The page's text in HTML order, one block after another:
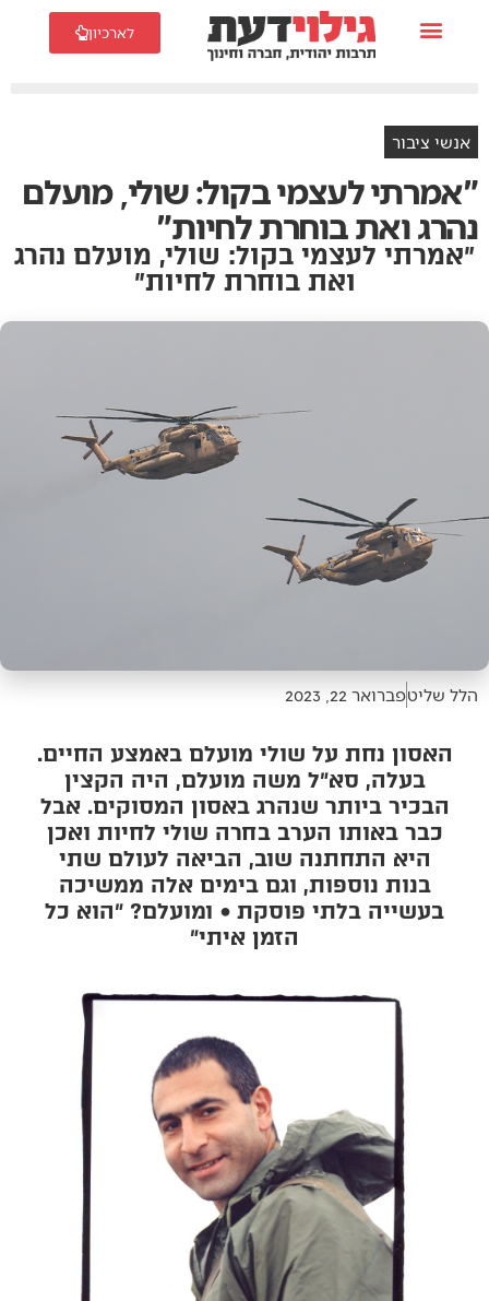
לארכיון
אנשי ציבור
"אמרתי לעצמי בקול: שולי, מועלם
נהרג ואת בוחרת לחיות"
״אמרתי לעצמי בקול: שולי, מועלם נהרג
ואת בוחרת לחיות״
הלל שליטפברואר 22, 2023
האסון נחת על שולי מועלם באמצע החיים.
בעלה, סא״ל משה מועלם, היה הקצין
הבכיר ביותר שנהרג באסון המסוקים. אבל
כבר באותו הערב בחרה שולי לחיות ואכן
היא התחתנה שוב, הביאה לעולם שתי
בנות נוספות, וגם בימים אלה ממשיכה
בעשייה בלתי פוסקת • ומועלם? ״הוא כל
הזמן איתי״